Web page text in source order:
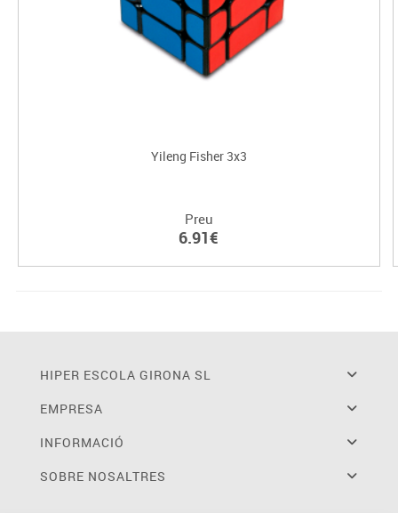
Yileng Fisher 3x3
Preu
6.91€
HIPER ESCOLA GIRONA SL
EMPRESA
INFORMACIÓ
SOBRE NOSALTRES